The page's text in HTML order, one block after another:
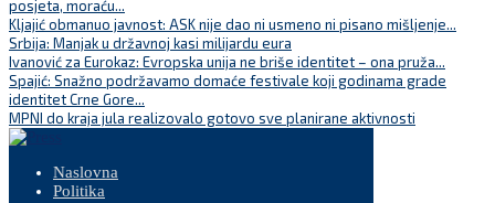
posjeta, moraću...
Kljajić obmanuo javnost: ASK nije dao ni usmeno ni pisano mišljenje...
Srbija: Manjak u državnoj kasi milijardu eura
Ivanović za Eurokaz: Evropska unija ne briše identitet – ona pruža...
Spajić: Snažno podržavamo domaće festivale koji godinama grade
identitet Crne Gore...
MPNI do kraja jula realizovalo gotovo sve planirane aktivnosti
Naslovna
Politika